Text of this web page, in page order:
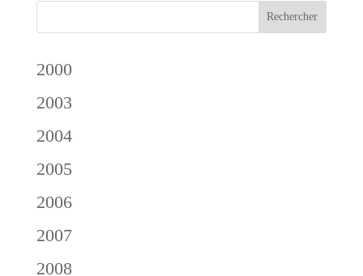
2000
2003
2004
2005
2006
2007
2008